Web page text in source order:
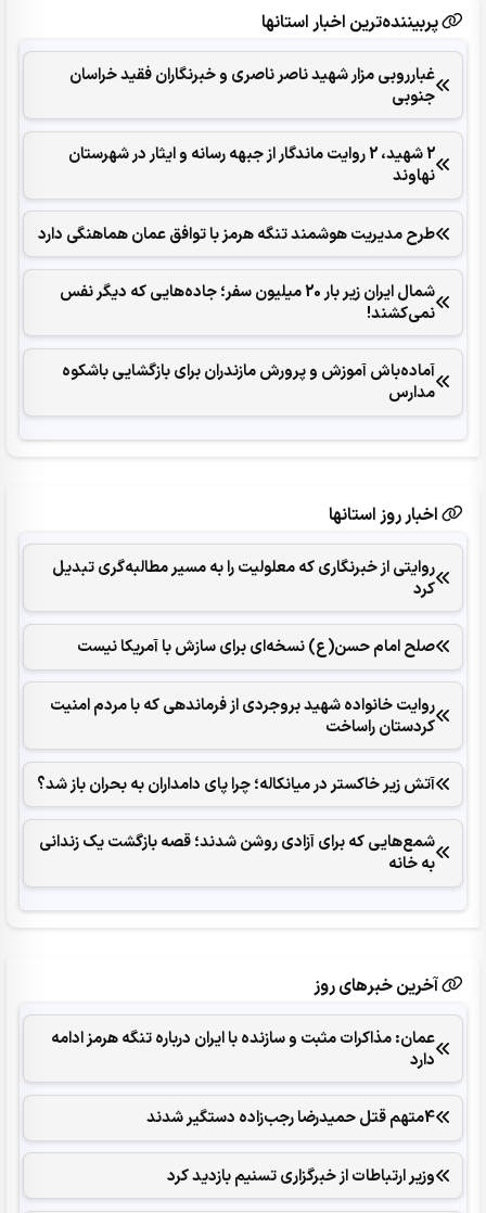
پربیننده‌ترین اخبار استانها
غبارروبی مزار شهید ناصر ناصری و خبرنگاران فقید خراسان
جنوبی
2 شهید، 2 روایت ماندگار از جبهه رسانه و ایثار در شهرستان
نهاوند
طرح مدیریت هوشمند تنگه هرمز با توافق عمان هماهنگی دارد
شمال ایران زیر بار 20 میلیون سفر؛ جاده‌هایی که دیگر نفس
نمی‌کشند!
آماده‌باش آموزش و پرورش مازندران برای بازگشایی باشکوه
مدارس
اخبار روز استانها
روایتی از خبرنگاری که معلولیت را به مسیر مطالبه‌گری تبدیل
کرد
صلح امام حسن(ع) نسخه‌ای برای سازش با آمریکا نیست
روایت خانواده شهید بروجردی از فرماندهی که با مردم امنیت
کردستان راساخت
آتش زیر خاکستر در میانکاله؛ چرا پای دامداران به بحران باز شد؟
شمع‌هایی که ‌برای آزادی روشن شدند؛ قصه بازگشت یک زندانی
به خانه
آخرین خبرهای روز
عمان: مذاکرات مثبت و سازنده با ایران درباره تنگه هرمز ادامه
دارد
4متهم قتل حمیدرضا رجب‌زاده دستگیر شدند
وزیر ارتباطات از خبرگزاری تسنیم بازدید کرد